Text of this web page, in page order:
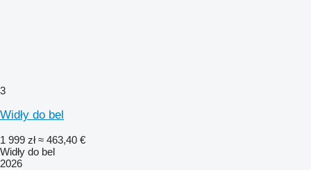
3
Widły do bel
1 999 zł ≈ 463,40 €
Widły do bel
2026